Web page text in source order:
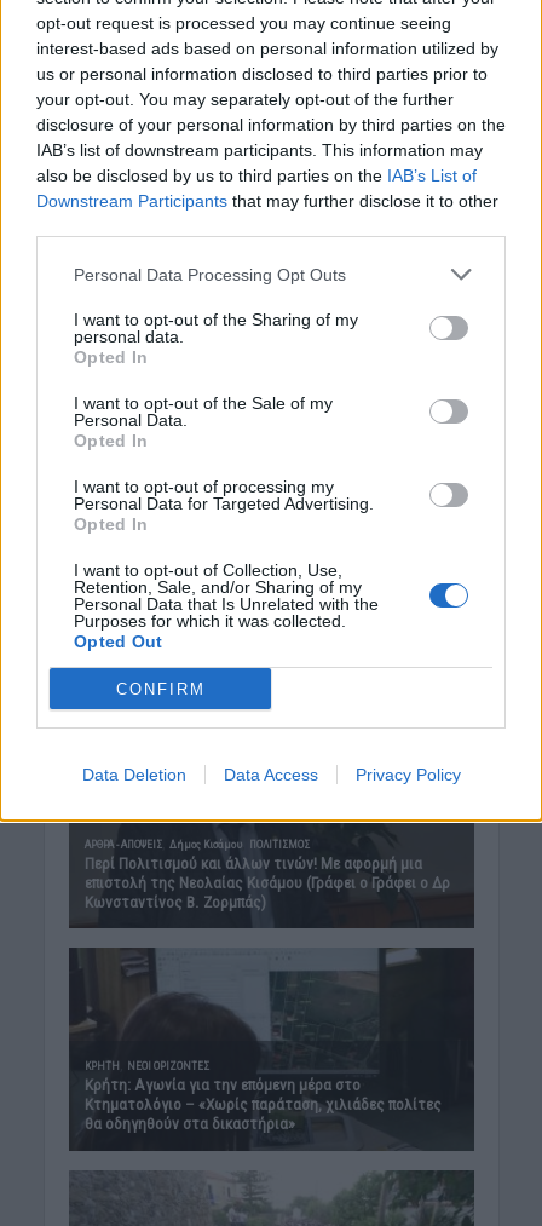
opt-out request is processed you may continue seeing
interest-based ads based on personal information utilized by
us or personal information disclosed to third parties prior to
your opt-out. You may separately opt-out of the further
disclosure of your personal information by third parties on the
IAB’s list of downstream participants. This information may
also be disclosed by us to third parties on the IAB’s List of
Downstream Participants that may further disclose it to other
Personal Data Processing Opt Outs
I want to opt-out of the Sharing of my
personal data.
Opted In
I want to opt-out of the Sale of my
Personal Data.
Opted In
I want to opt-out of processing my
Personal Data for Targeted Advertising.
Opted In
I want to opt-out of Collection, Use,
Retention, Sale, and/or Sharing of my
Personal Data that Is Unrelated with the
Purposes for which it was collected.
Opted Out
CONFIRM
Data Deletion Data Access Privacy Policy